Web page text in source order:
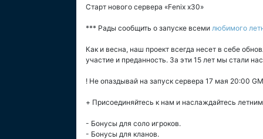
Старт нового сервера «Fenix x30»
*** Рады сообщить о запуске всеми любимого
Как и весна, наш проект всегда несет в себе
участие и преданность. За эти 15 лет мы стали
! Не опаздывай на запуск сервера 17 мая 20:00
+ Присоединяйтесь к нам и наслаждайтесь
- Бонусы для соло игроков.
- Бонусы для кланов.